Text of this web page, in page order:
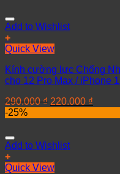
Add to Wishlist
+
Quick View
Kính cường lực Chống
cho 12 Pro Max / iPhone
290.000₫ 220.000 ₫
-25%
Add to Wishlist
+
Quick View